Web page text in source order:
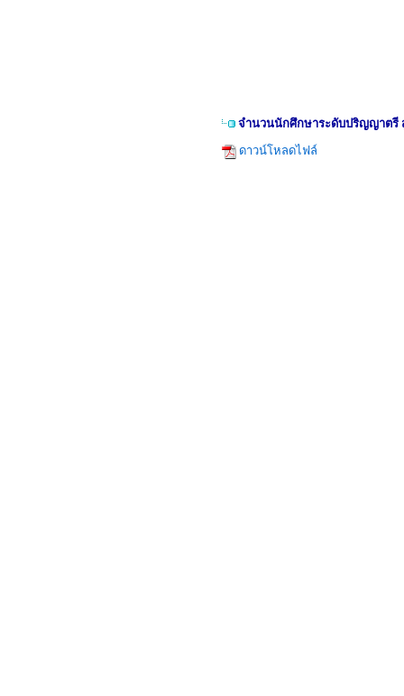
จำนวนนักศึกษาระดับปริญญาตรี
ดาวน์โหลดไฟล์